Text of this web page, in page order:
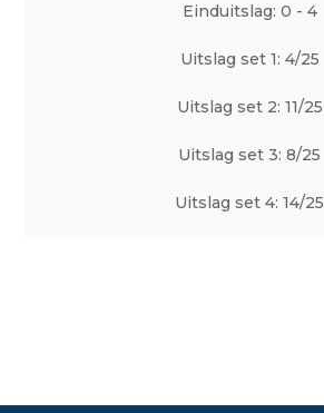
Einduitslag: 0 - 4
Uitslag set 1: 4/25
Uitslag set 2: 11/25
Uitslag set 3: 8/25
Uitslag set 4: 14/25